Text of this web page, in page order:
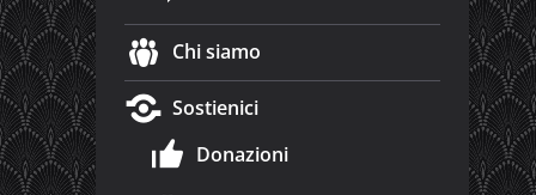
Chi siamo
Sostienici
Donazioni